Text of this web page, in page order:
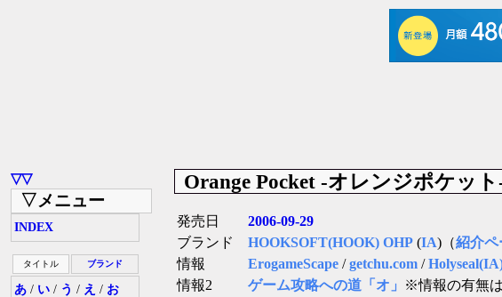
▽▽
▽メニュー
INDEX
タイトル ブランド
あ / い / う / え / お
Orange Pocket -オレンジポケット
発売日
2006-09-29
ブランド
HOOKSOFT(HOOK) OHP (IA)（紹介ペ
情報
ErogameScape /getchu.com /
情報2
ゲーム攻略への道「オ」 ※情報の有無